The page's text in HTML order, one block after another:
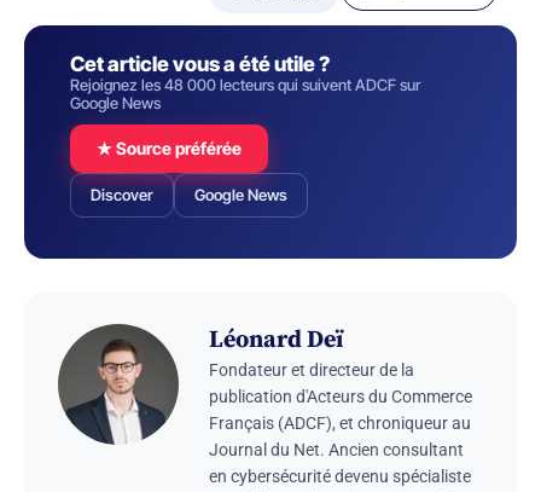
Cet article vous a été utile ?
Rejoignez les 48 000 lecteurs qui suivent ADCF sur
Google News
★ Source préférée
Discover Google News
Léonard Deï
Fondateur et directeur de la
publication d'Acteurs du Commerce
Français (ADCF), et chroniqueur au
Journal du Net. Ancien consultant
en cybersécurité devenu spécialiste